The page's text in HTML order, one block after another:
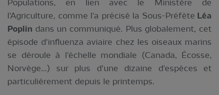
Populations, en lien avec le Ministère de
l’Agriculture, comme l'a précisé la Sous-Préfète Léa
Poplin dans un communiqué. Plus globalement, cet
épisode d'influenza aviaire chez les oiseaux marins
se déroule à l'échelle mondiale (Canada, Écosse,
Norvège...) sur plus d'une dizaine d'espèces et
particulièrement depuis le printemps.